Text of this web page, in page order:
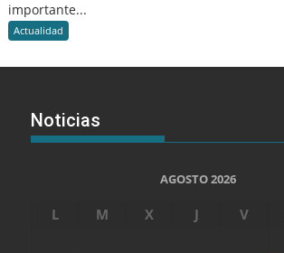
importante...
Actualidad
Noticias
AGOSTO 2026
L M X J V